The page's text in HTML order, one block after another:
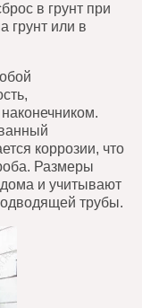
в грунт при
грунт или в
коррозии, что
Размеры
дома и учитывают
трубы.